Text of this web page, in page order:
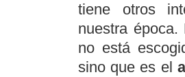
tiene otros
nuestra época.
no está
sino que es el